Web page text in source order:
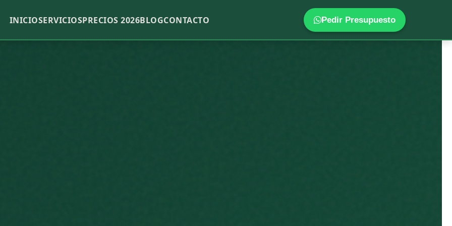
INICIOSERVICIOSPRECIOS 2026BLOGCONTACTO Pedir Presupuesto